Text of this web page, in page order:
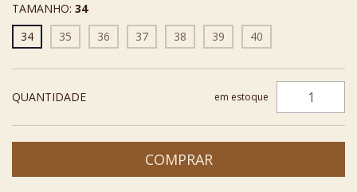
TAMANHO: 34
34
35 36 37 38 39 40
QUANTIDADE em estoque